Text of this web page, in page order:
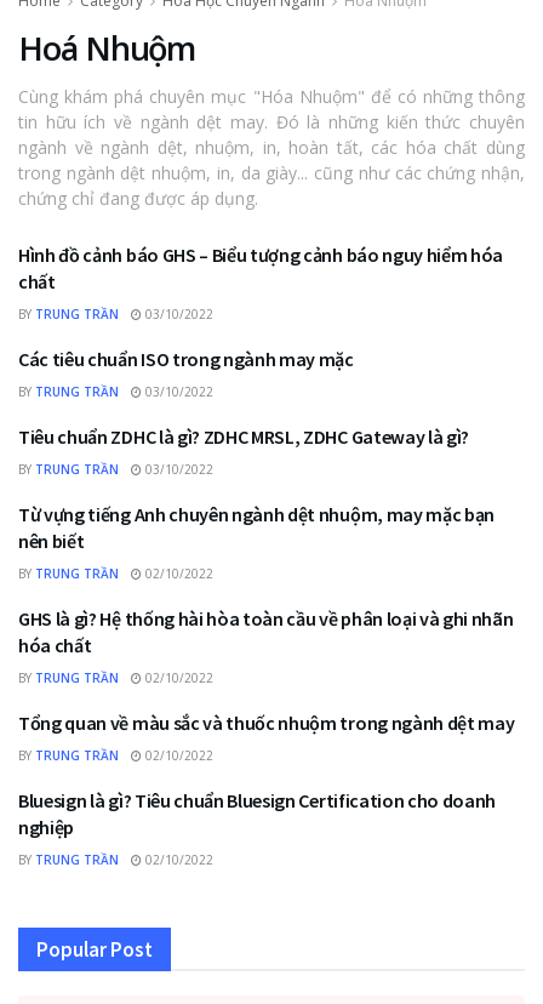
Hoá Nhuộm
Cùng khám phá chuyên mục "Hóa Nhuộm" để có những thông
tin hữu ích về ngành dệt may. Đó là những kiến thức chuyên
ngành về ngành dệt, nhuộm, in, hoàn tất, các hóa chất dùng
trong ngành dệt nhuộm, in, da giày... cũng như các chứng nhận,
chứng chỉ đang được áp dụng.
HOÁ HỌC CHUYÊN NGÀNH
Hình đồ cảnh báo GHS – Biểu tượng cảnh báo nguy hiểm hóa
chất
BY TRUNG TRẦN 03/10/2022
HOÁ NHUỘM
Các tiêu chuẩn ISO trong ngành may mặc
BY TRUNG TRẦN 03/10/2022
HOÁ NHUỘM
Tiêu chuẩn ZDHC là gì? ZDHC MRSL, ZDHC Gateway là gì?
BY TRUNG TRẦN 03/10/2022
HOÁ HỌC CHUYÊN NGÀNH
Từ vựng tiếng Anh chuyên ngành dệt nhuộm, may mặc bạn
nên biết
BY TRUNG TRẦN 02/10/2022
HOÁ HỌC CHUYÊN NGÀNH
GHS là gì? Hệ thống hài hòa toàn cầu về phân loại và ghi nhãn
hóa chất
BY TRUNG TRẦN 02/10/2022
HOÁ NHUỘM
Tổng quan về màu sắc và thuốc nhuộm trong ngành dệt may
BY TRUNG TRẦN 02/10/2022
HOÁ HỌC CHUYÊN NGÀNH
Bluesign là gì? Tiêu chuẩn Bluesign Certification cho doanh
nghiệp
BY TRUNG TRẦN 02/10/2022
Popular Post